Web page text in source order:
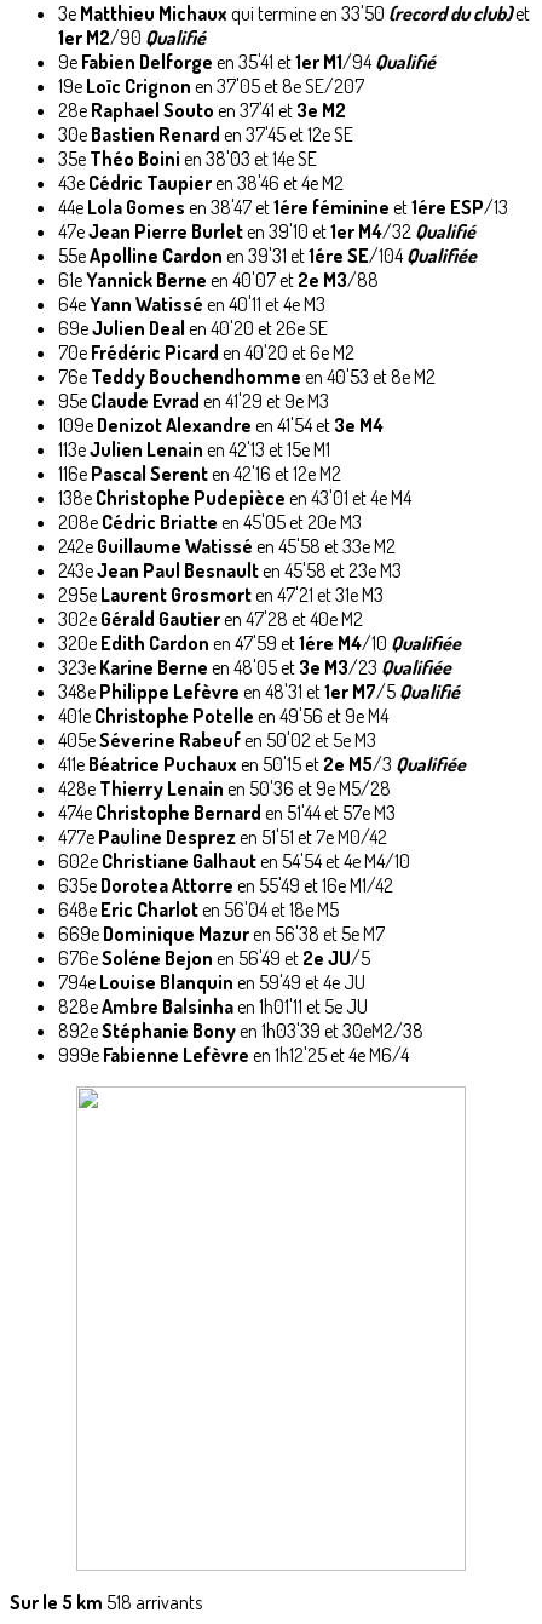
3e Matthieu Michaux qui termine en 33'50 (record du club)et
1er M2/90 Qualifié
9e Fabien Delforge en 35'41 et1er M1/94Qualifié
19e Loïc Crignon en 37'05 et 8e SE/207
28e Raphael Souto en 37'41 et 3e M2
30e Bastien Renard en 37'45 et 12e SE
35e Théo Boini en 38'03 et 14e SE
43e Cédric Taupieren 38'46 et 4e M2
44e Lola Gomes en 38'47 et1ére féminine et1ére ESP/13
47eJean Pierre Burleten 39'10 et1er M4/32 Qualifié
55eApolline Cardon en 39'31 et1ére SE/104Qualifiée
61eYannick Berne en 40'07 et 2e M3/88
64eYann Watissé en 40'11 et 4e M3
69eJulien Deal en 40'20 et 26e SE
70e Frédéric Picard en 40'20 et 6e M2
76e Teddy Bouchendhomme en 40'53 et 8e M2
95e Claude Evrad en 41'29 et 9e M3
109e Denizot Alexandre en 41'54 et 3e M4
113eJulien Lenain en 42'13 et 15e M1
116e Pascal Serenten 42'16 et 12e M2
138e Christophe Pudepièce en 43'01 et 4e M4
208e Cédric Briatte en 45'05 et 20e M3
242e Guillaume Watissé en 45'58 et 33e M2
243eJean Paul Besnaulten 45'58 et 23e M3
295e Laurent Grosmorten 47'21 et 31e M3
302e Gérald Gautieren 47'28 et 40e M2
320e Edith Cardon en 47'59 et1ére M4/10 Qualifiée
323e Karine Berne en 48'05 et 3e M3/23 Qualifiée
348e Philippe Lefèvre en 48'31 et1er M7/5 Qualifié
401e Christophe Potelle en 49'56 et 9e M4
405eSéverine Rabeufen 50'02 et 5e M3
411e Béatrice Puchaux en 50'15 et 2e M5/3 Qualifiée
428e Thierry Lenain en 50'36 et 9e M5/28
474e Christophe Bernard en 51'44 et 57e M3
477e Pauline Desprezen 51'51 et 7e M0/42
602e Christiane Galhauten 54'54 et 4e M4/10
635e Dorotea Attorre en 55'49 et 16e M1/42
648e Eric Charloten 56'04 et 18e M5
669e Dominique Mazuren 56'38 et 5e M7
676eSoléne Bejon en 56'49 et 2e JU/5
794e Louise Blanquin en 59'49 et 4e JU
828eAmbre Balsinhaen 1h01'11 et 5e JU
892eStéphanie Bonyen 1h03'39 et 30eM2/38
999e Fabienne Lefèvre en 1h12'25 et 4e M6/4
Sur le 5 km 518 arrivants